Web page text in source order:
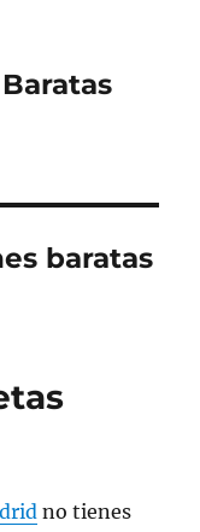
baratas
no tienes